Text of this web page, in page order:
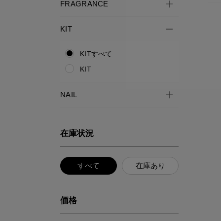
FRAGRANCE
KIT
KITすべて
KIT
NAIL
在庫状況
すべて 在庫あり
価格